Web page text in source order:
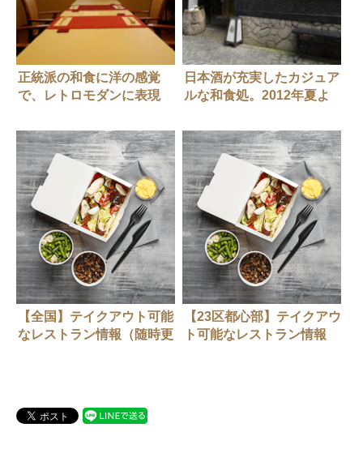
正統派の和食に洋の感覚
で、レトロモダンに表現
和らく（旧店名：和楽）
日本酒が充実したカジュア
ルな和食処。2012年夏よ
場【飯田橋・和食】神楽坂
おいしんぼ
【全国】テイクアウト可能
なレストラン情報（随時更
【23区都心部】テイクアウ
ト可能なレストラン情報